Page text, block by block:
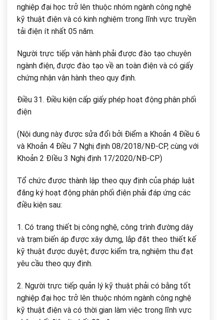
nghiệp đại học trở lên thuộc nhóm ngành công nghệ
kỹ thuật điện và có kinh nghiệm trong lĩnh vực truyền
tải điện ít nhất 05 năm.
Người trực tiếp vận hành phải được đào tạo chuyên
ngành điện, được đào tạo về an toàn điện và có giấy
chứng nhận vận hành theo quy định.
Điều 31. Điều kiện cấp giấy phép hoạt động phân phối
điện
(Nội dung này được sửa đổi bởi Điểm a Khoản 4 Điều 6
và Khoản 4 Điều 7 Nghị định 08/2018/NĐ-CP, cùng với
Khoản 2 ĐIều 3 Nghị định 17/2020/NĐ-CP)
Tổ chức được thành lập theo quy định của pháp luật
đăng ký hoạt động phân phối điện phải đáp ứng các
điều kiện sau:
1. Có trang thiết bị công nghệ, công trình đường dây
và trạm biến áp được xây dựng, lắp đặt theo thiết kế
kỹ thuật được duyệt; được kiểm tra, nghiệm thu đạt
yêu cầu theo quy định.
2. Người trực tiếp quản lý kỹ thuật phải có bằng tốt
nghiệp đại học trở lên thuộc nhóm ngành công nghệ
kỹ thuật điện và có thời gian làm việc trong lĩnh vực